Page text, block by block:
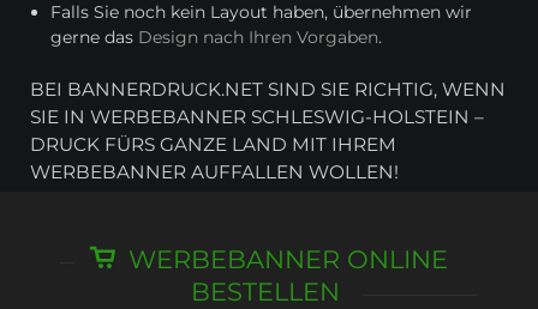
Falls Sie noch kein Layout haben, übernehmen wir
gerne das Design nach Ihren Vorgaben.
BEI BANNERDRUCK.NET SIND SIE RICHTIG, WENN
SIE IN WERBEBANNER SCHLESWIG-HOLSTEIN –
DRUCK FÜRS GANZE LAND MIT IHREM
WERBEBANNER AUFFALLEN WOLLEN!
WERBEBANNER ONLINE
BESTELLEN